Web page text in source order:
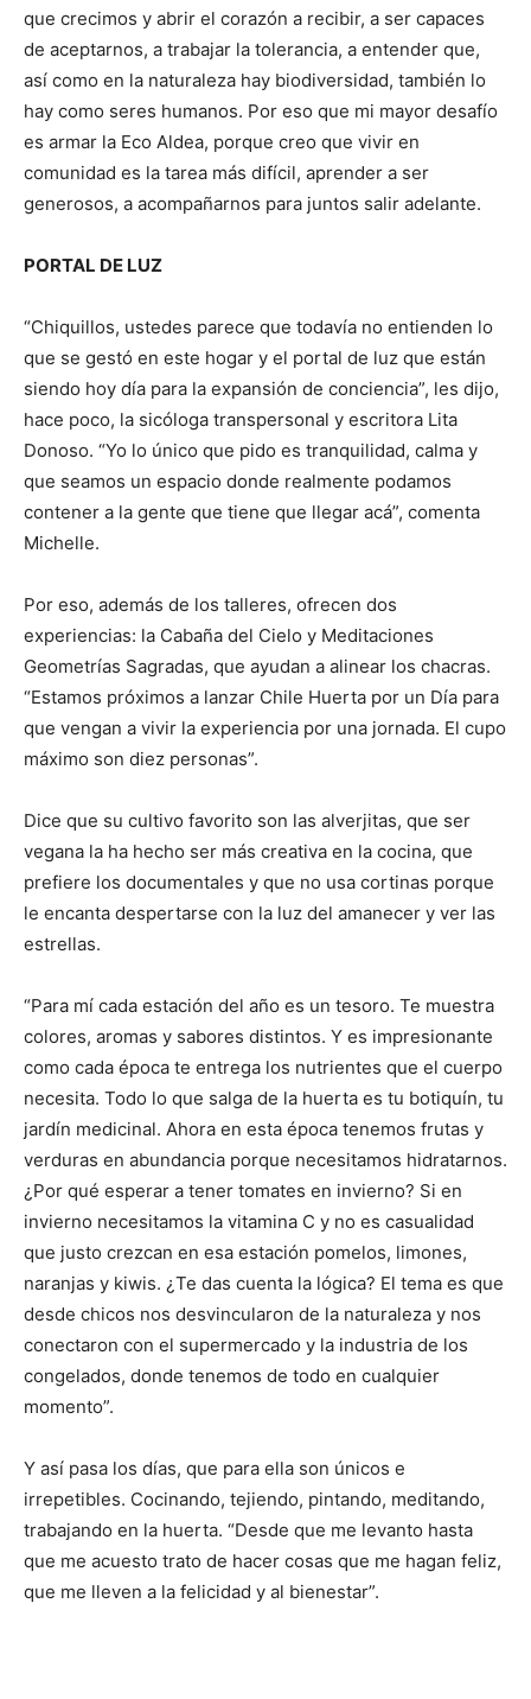
que crecimos y abrir el corazón a recibir, a ser capaces
de aceptarnos, a trabajar la tolerancia, a entender que,
así como en la naturaleza hay biodiversidad, también lo
hay como seres humanos. Por eso que mi mayor desafío
es armar la Eco Aldea, porque creo que vivir en
comunidad es la tarea más difícil, aprender a ser
generosos, a acompañarnos para juntos salir adelante.
PORTAL DE LUZ
“Chiquillos, ustedes parece que todavía no entienden lo
que se gestó en este hogar y el portal de luz que están
siendo hoy día para la expansión de conciencia”, les dijo,
hace poco, la sicóloga transpersonal y escritora Lita
Donoso. “Yo lo único que pido es tranquilidad, calma y
que seamos un espacio donde realmente podamos
contener a la gente que tiene que llegar acá”, comenta
Michelle.
Por eso, además de los talleres, ofrecen dos
experiencias: la Cabaña del Cielo y Meditaciones
Geometrías Sagradas, que ayudan a alinear los chacras.
“Estamos próximos a lanzar Chile Huerta por un Día para
que vengan a vivir la experiencia por una jornada. El cupo
máximo son diez personas”.
Dice que su cultivo favorito son las alverjitas, que ser
vegana la ha hecho ser más creativa en la cocina, que
prefiere los documentales y que no usa cortinas porque
le encanta despertarse con la luz del amanecer y ver las
estrellas.
“Para mí cada estación del año es un tesoro. Te muestra
colores, aromas y sabores distintos. Y es impresionante
como cada época te entrega los nutrientes que el cuerpo
necesita. Todo lo que salga de la huerta es tu botiquín, tu
jardín medicinal. Ahora en esta época tenemos frutas y
verduras en abundancia porque necesitamos hidratarnos.
¿Por qué esperar a tener tomates en invierno? Si en
invierno necesitamos la vitamina C y no es casualidad
que justo crezcan en esa estación pomelos, limones,
naranjas y kiwis. ¿Te das cuenta la lógica? El tema es que
desde chicos nos desvincularon de la naturaleza y nos
conectaron con el supermercado y la industria de los
congelados, donde tenemos de todo en cualquier
momento”.
Y así pasa los días, que para ella son únicos e
irrepetibles. Cocinando, tejiendo, pintando, meditando,
trabajando en la huerta. “Desde que me levanto hasta
que me acuesto trato de hacer cosas que me hagan feliz,
que me lleven a la felicidad y al bienestar”.